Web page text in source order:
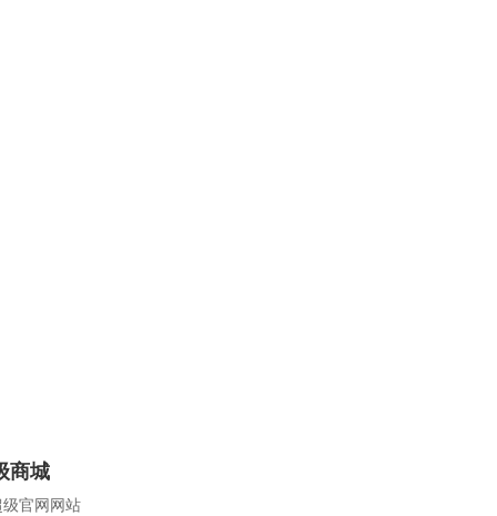
商城
官网网站